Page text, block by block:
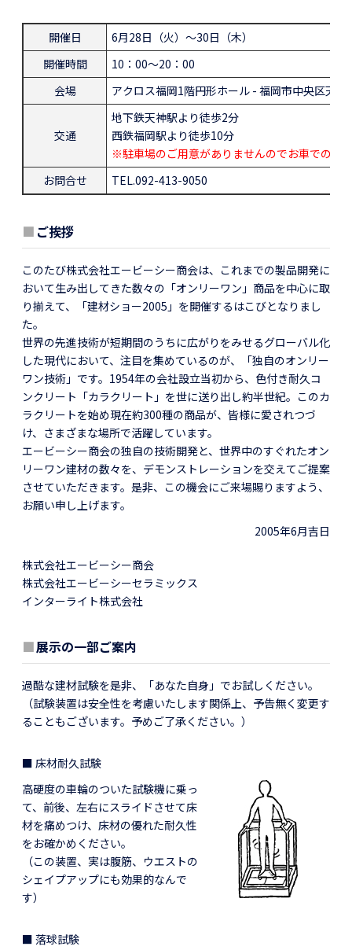
開催日
6月28日（火）～30日（木）
開催時間
10：00～20：00
会場
アクロス福岡1階円形ホール - 福岡市中央区天
交通
地下鉄天神駅より徒歩2分
西鉄福岡駅より徒歩10分
※駐車場のご用意がありませんのでお車でのご
お問合せ
TEL.092-413-9050
■ ご挨拶
このたび株式会社エービーシー商会は、これまでの製品開発に
おいて生み出してきた数々の「オンリーワン」商品を中心に取
り揃えて、「建材ショー2005」を開催するはこびとなりまし
た。
世界の先進技術が短期間のうちに広がりをみせるグローバル化
した現代において、注目を集めているのが、「独自のオンリー
ワン技術」です。1954年の会社設立当初から、色付き耐久コ
ンクリート「カラクリート」を世に送り出し約半世紀。このカ
ラクリートを始め現在約300種の商品が、皆様に愛されつづ
け、さまざまな場所で活躍しています。
エービーシー商会の独自の技術開発と、世界中のすぐれたオン
リーワン建材の数々を、デモンストレーションを交えてご提案
させていただきます。是非、この機会にご来場賜りますよう、
お願い申し上げます。
2005年6月吉日
株式会社エービーシー商会
株式会社エービーシーセラミックス
インターライト株式会社
■展示の一部ご案内
過酷な建材試験を是非、「あなた自身」でお試しください。
（試験装置は安全性を考慮いたします関係上、予告無く変更す
ることもございます。予めご了承ください。）
■ 床材耐久試験
高硬度の車輪のついた試験機に乗っ
て、前後、左右にスライドさせて床
材を痛めつけ、床材の優れた耐久性
をお確かめください。
（この装置、実は腹筋、ウエストの
シェイプアップにも効果的なんで
す）
■ 落球試験